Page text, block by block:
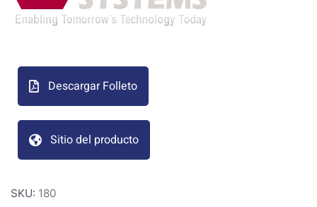
Descargar Folleto
Sitio del producto
SKU: 180